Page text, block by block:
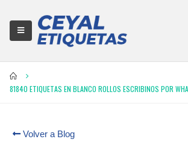
81840 ETIQUETAS EN BLANCO ROLLOS ESCRIBINOS POR
Volver a Blog